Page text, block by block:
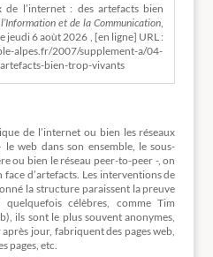
de l’internet : des artefacts bien
et de la Communication
jeudi 6 aoùt 2026 , [en ligne] URL :
alpes.fr/2007/supplement-a/04-
bien-trop-vivants
de l’internet ou bien les réseaux
web dans son ensemble, le sous-
ou bien le réseau peer-to-peer -, on
d’artefacts. Les interventions de
la structure paraissent la preuve
célèbres, comme Tim
ils sont le plus souvent anonymes,
jour, fabriquent des pages web,
pages, etc.